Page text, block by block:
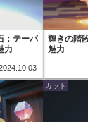
：テーパ
力
輝きの階
魅力
カット